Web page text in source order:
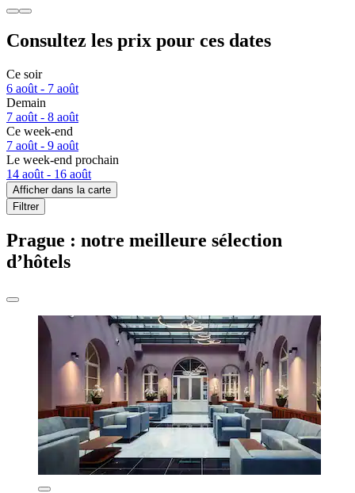
Consultez les prix pour ces dates
Ce soir
6 août - 7 août
Demain
7 août - 8 août
Ce week-end
7 août - 9 août
Le week-end prochain
14 août - 16 août
Afficher dans la carte
Filtrer
Prague : notre meilleure sélection
d’hôtels